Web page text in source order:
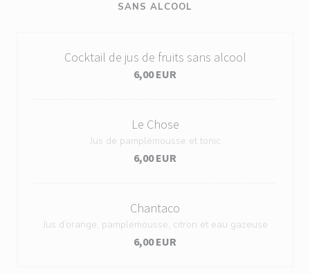
SANS ALCOOL
Cocktail de jus de fruits sans alcool
6,00 EUR
Le Chose
Jus de pamplemousse et tonic
6,00 EUR
Chantaco
Jus d’orange, pamplemousse, citron et eau gazeuse
6,00 EUR